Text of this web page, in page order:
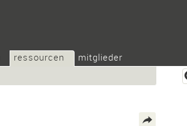
ressourcen
mitglieder